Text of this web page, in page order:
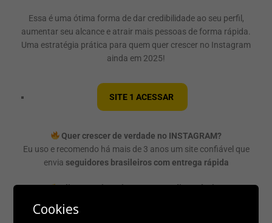
Essa é uma ótima forma de dar credibilidade ao seu perfil,
aumentar seu alcance e atrair mais pessoas de forma rápida.
Uma estratégia prática para quem quer crescer no Instagram
ainda em 2025!
SITE 1 ACESSAR
Quer crescer de verdade no INSTAGRAM?
Eu uso e recomendo há mais de 3 anos um site confiável que
envia seguidores brasileiros com entrega rápida
Clique aqui e veja os pacotes disponíveis:
Aproveite enquanto os bônus estão ativos e faça seu perfil
Cookies